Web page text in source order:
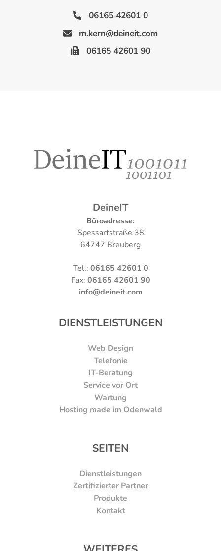
06165 42601 0
m.kern@deineit.com
06165 42601 90
DeineIT
Büroadresse:
Spessartstraße 38
64747 Breuberg
Tel.: 06165 42601 0
Fax: 06165 42601 90
info@deineit.com
DIENSTLEISTUNGEN
Web Design
Telefonie
IT-Beratung
Service vor Ort
Wartung
Hosting made im Odenwald
SEITEN
Dienstleistungen
Zertifizierter Partner
Produkte
Kontakt